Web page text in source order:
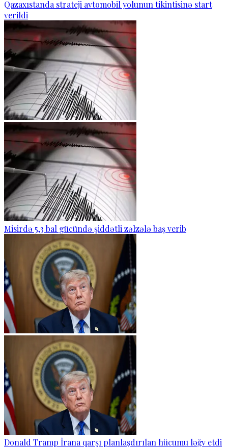
Qazaxıstanda strateji avtomobil yolunun tikintisinə start
verildi
Misirdə 5,3 bal gücündə şiddətli zəlzələ baş verib
Donald Tramp İrana qarşı planlaşdırılan hücumu ləğv etdi